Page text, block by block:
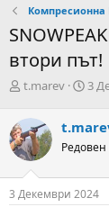
втори път!
А
т
о
р
н
а
т
t.marev
Н
а
л
а
Д
3
3 Декември 2024